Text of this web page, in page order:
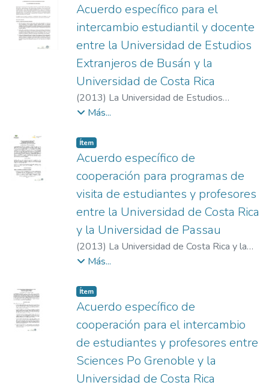
Acuerdo específico para el
intercambio estudiantil y docente
entre la Universidad de Estudios
Extranjeros de Busán y la
Universidad de Costa Rica
(2013) La Universidad de Estudios
Extranjeros de Busán y la Universidad de
Más...
Item type:
Ítem,
Acuerdo específico de
cooperación para programas de
visita de estudiantes y profesores
entre la Universidad de Costa Rica
y la Universidad de Passau
(2013) La Universidad de Costa Rica y la
Universidad de Passau
Más...
Item type:
Ítem,
Acuerdo específico de
cooperación para el intercambio
de estudiantes y profesores entre
Sciences Po Grenoble y la
Universidad de Costa Rica